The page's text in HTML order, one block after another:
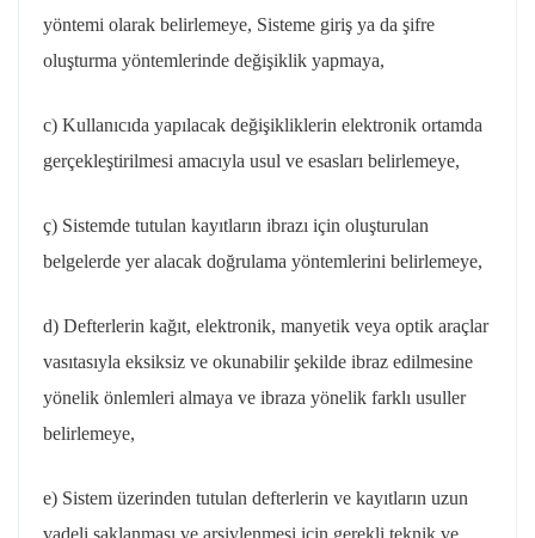
yöntemi olarak belirlemeye, Sisteme giriş ya da şifre
oluşturma yöntemlerinde değişiklik yapmaya,
c) Kullanıcıda yapılacak değişikliklerin elektronik ortamda
gerçekleştirilmesi amacıyla usul ve esasları belirlemeye,
ç) Sistemde tutulan kayıtların ibrazı için oluşturulan
belgelerde yer alacak doğrulama yöntemlerini belirlemeye,
d) Defterlerin kağıt, elektronik, manyetik veya optik araçlar
vasıtasıyla eksiksiz ve okunabilir şekilde ibraz edilmesine
yönelik önlemleri almaya ve ibraza yönelik farklı usuller
belirlemeye,
e) Sistem üzerinden tutulan defterlerin ve kayıtların uzun
vadeli saklanması ve arşivlenmesi için gerekli teknik ve